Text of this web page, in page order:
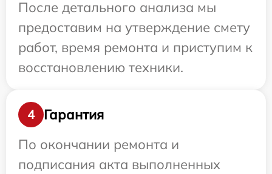
После детального анализа мы
предоставим на утверждение смету
работ, время ремонта и приступим к
восстановлению техники.
4
Гарантия
По окончании ремонта и
подписания акта выполненных